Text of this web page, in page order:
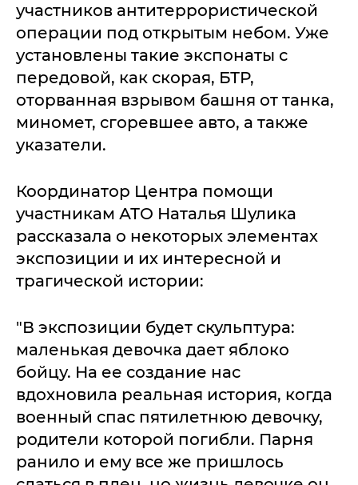
участников антитеррористической
операции под открытым небом. Уже
установлены такие экспонаты с
передовой, как скорая, БТР,
оторванная взрывом башня от танка,
миномет, сгоревшее авто, а также
указатели.
Координатор Центра помощи
участникам АТО Наталья Шулика
рассказала о некоторых элементах
экспозиции и их интересной и
трагической истории:
"В экспозиции будет скульптура:
маленькая девочка дает яблоко
бойцу. На ее создание нас
вдохновила реальная история, когда
военный спас пятилетнюю девочку,
родители которой погибли. Парня
ранило и ему все же пришлось